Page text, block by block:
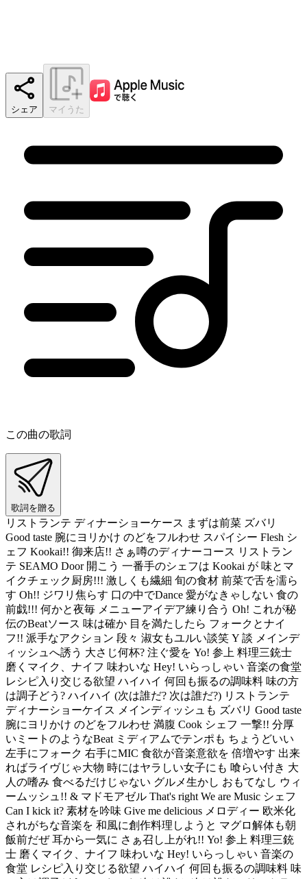
シェア マイうた
この曲の歌詞
歌詞を贈る
リストランテ ディナーショーケース まずは前菜 ズバリ
Good taste 腕にヨリかけ のどをフルわせ スパイシー Flesh シ
ェフ Kookai!! 御来店!! さぁ噂のディナーコース リストラン
テ SEAMO Door 開こう 一番手のシェフは Kookai が 味とマ
イクチェック厨房!!! 激しくも繊細 旬の食材 前菜で舌を濡ら
す Oh!! ジワリ焦らす 口の中でDance 愛がなきゃしない 食の
前戯!!! 何かと夜毎 メニューアイデア練り合う Oh! これが秘
伝のBeatソース 味は確か 目を満たしたら フォークとナイ
フ!! 派手なアクション 段々 淑女もユルい談笑 Y 談 メインデ
ィッシュへ誘う 大さじ何杯? 注ぐ愛を Yo! 参上 料理三銃士
磨くマイク、ナイフ 味わいな Hey! いらっしゃい 音楽の食堂
レシピ入り交じる欲望 ハイハイ 何回も振るの調味料 味の方
は調子どう? ハイハイ (次は誰だ? 次は誰だ?) リストランテ
ディナーショーケイス メインディッシュも ズバリ Good taste
腕にヨリかけ のどをフルわせ 満腹 Cook シェフ 一撃!! 分厚
いミートのようなBeat ミディアムでテンポも ちょうどいい
左手にフォーク 右手にMIC 食欲が音楽意欲を 倍増やす 出来
ればライヴじゃ大物 時にはヤラしい女子にも 喰らい付き 大
人の嗜み 食べるだけじゃない グルメ生かし おもてなし ウィ
ームッシュ!! & マドモアゼル That's right We are Music シェフ
Can I kick it? 素材を吟味 Give me delicious メロディー 欧米化
されがちな音楽を 和風に創作料理しようと マグロ解体も朝
飯前だぜ 耳から一気に さぁ召し上がれ!! Yo! 参上 料理三銃
士 磨くマイク、ナイフ 味わいな Hey! いらっしゃい 音楽の
食堂 レシピ入り交じる欲望 ハイハイ 何回も振るの調味料 味